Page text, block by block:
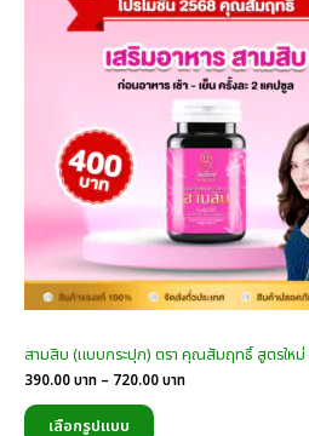
สามสิบ (แบบกระปุก) ตรา คุณสัมฤทธิ์ สูตรใหม่
390.00บาท – 720.00บาทPrice
เลือกรูปแบบ